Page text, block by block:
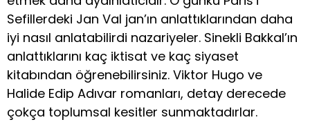
Sefillerdeki Jan Val jan’ın anlattıklarından daha
iyi nasıl anlatabilirdi nazariyeler. Sinekli Bakkal’ın
anlattıklarını kaç iktisat ve kaç siyaset
kitabından öğrenebilirsiniz. Viktor Hugo ve
Halide Edip Adıvar romanları, detay derecede
çokça toplumsal kesitler sunmaktadırlar.